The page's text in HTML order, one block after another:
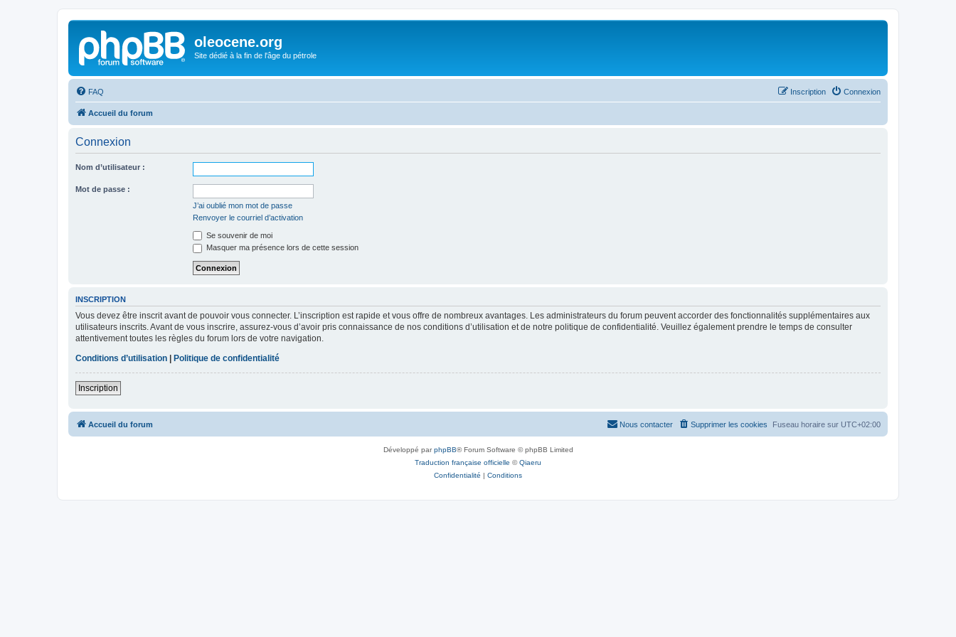
oleocene.org
Site dédié à la fin de l'âge du pétrole
FAQ Connexion
Inscription
Accueil du forum
Connexion
Nom d’utilisateur :
Mot de passe :
J’ai oublié mon mot de passe
Renvoyer le courriel d’activation
Se souvenir de moi
Masquer ma présence lors de cette session
INSCRIPTION
Vous devez être inscrit avant de pouvoir vous connecter. L’inscription est rapide et vous offre de nombreux avantages. Les administrateurs du forum peuvent accorder des fonctionnalités supplémentaires aux
utilisateurs inscrits. Avant de vous inscrire, assurez-vous d’avoir pris connaissance de nos conditions d’utilisation et de notre politique de confidentialité. Veuillez également prendre le temps de consulter
attentivement toutes les règles du forum lors de votre navigation.
Conditions d’utilisation
Politique de confidentialité
Inscription
Accueil du forum Fuseau horaire sur UTC+02:00
Supprimer les cookies
Nous contacter
Développé parphpBB® Forum Software © phpBB Limited
Traduction française officielle ©Qiaeru
Confidentialité | Conditions